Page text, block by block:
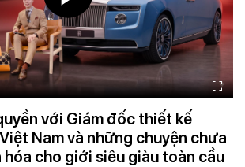
với Giám đốc thiết kế
Nam và những chuyện chưa
hóa cho giới siêu giàu toàn cầu